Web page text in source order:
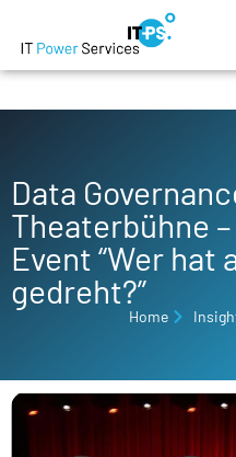
Data
Theaterbühne
Event “Wer hat
gedreht?”
Home